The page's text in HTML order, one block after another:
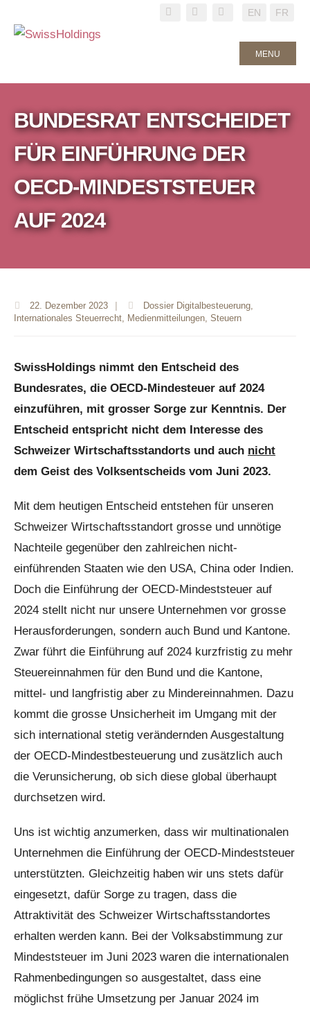
EN FR
MENU
BUNDESRAT ENTSCHEIDET
FÜR EINFÜHRUNG DER
OECD-MINDESTSTEUER
AUF 2024
22. Dezember 2023 Dossier Digitalbesteuerung,
Internationales Steuerrecht, Medienmitteilungen, Steuern
SwissHoldings nimmt den Entscheid des
Bundesrates, die OECD-Mindesteuer auf 2024
einzuführen, mit grosser Sorge zur Kenntnis. Der
Entscheid entspricht nicht dem Interesse des
Schweizer Wirtschaftsstandorts und auch nicht
dem Geist des Volksentscheids vom Juni 2023.
Mit dem heutigen Entscheid entstehen für unseren
Schweizer Wirtschaftsstandort grosse und unnötige
Nachteile gegenüber den zahlreichen nicht-
einführenden Staaten wie den USA, China oder Indien.
Doch die Einführung der OECD-Mindeststeuer auf
2024 stellt nicht nur unsere Unternehmen vor grosse
Herausforderungen, sondern auch Bund und Kantone.
Zwar führt die Einführung auf 2024 kurzfristig zu mehr
Steuereinnahmen für den Bund und die Kantone,
mittel- und langfristig aber zu Mindereinnahmen. Dazu
kommt die grosse Unsicherheit im Umgang mit der
sich international stetig verändernden Ausgestaltung
der OECD-Mindestbesteuerung und zusätzlich auch
die Verunsicherung, ob sich diese global überhaupt
durchsetzen wird.
Uns ist wichtig anzumerken, dass wir multinationalen
Unternehmen die Einführung der OECD-Mindeststeuer
unterstützten. Gleichzeitig haben wir uns stets dafür
eingesetzt, dafür Sorge zu tragen, dass die
Attraktivität des Schweizer Wirtschaftsstandortes
erhalten werden kann. Bei der Volksabstimmung zur
Mindeststeuer im Juni 2023 waren die internationalen
Rahmenbedingungen so ausgestaltet, dass eine
möglichst frühe Umsetzung per Januar 2024 im